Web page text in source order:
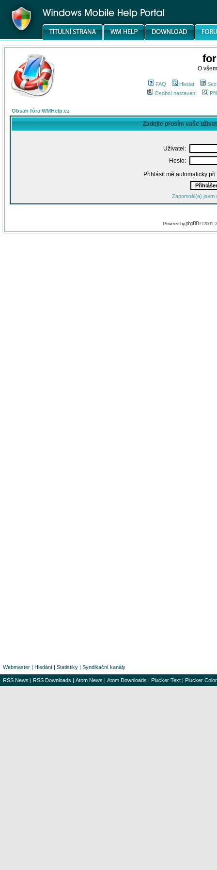
O
FAQ Hledat
Osobní nastavení
Obsah fóra WMHelp.cz
Zadejte prosím vaše
Uživatel:
Heslo:
Přihlásit mě automaticky
Zapomněl(a) jsem
Powered byphpBB© 2001,
Webmaster | Hledání | Statistiky | Syndikační kanály
RSS News | RSS Downloads | Atom News | Atom Downloads | Plucker Text | Plucker Color